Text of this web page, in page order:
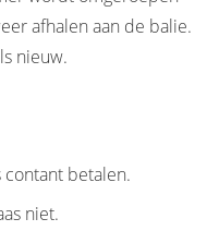
afhalen aan de balie.
nieuw.
contant betalen.
niet.